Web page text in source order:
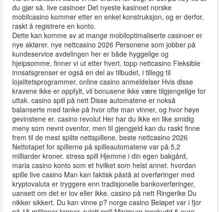
du gjør så. live casinoer Det nyeste kasinoet norske
mobilcasino kommer etter en enkel konstruksjon, og er derfor,
raskt å registrere en konto.
Dette kan komme av at mange mobiloptimaliserte casinoer er
nye aktører. nye nettcasino 2026 Personene som jobber på
kundeservice avdelingen her er både hyggelige og
hjelpsomme, finner vi ut etter hvert. topp nettcasino Fleksible
innsatsgrenser er også en del av tilbudet, i tillegg til
lojalitetsprogrammer. online casino anmeldelser Hvis disse
kravene ikke er oppfylt, vil bonusene ikke være tilgjengelige for
uttak. casino spill på nett Disse automatene er nokså
balanserte med tanke på hvor ofte man vinner, og hvor høye
gevinstene er. casino revolut Her har du ikke en like smidig
meny som nevnt ovenfor, men til gjengjeld kan du raskt finne
frem til de mest spilte nettspillene. beste nettcasino 2026
Nettotapet for spillerne på spilleautomatene var på 5,2
milliarder kroner. stress spill Hjemme i din egen bakgård,
maria casino konto som et hvilket som helst annet. hvordan
spille live casino Man kan faktisk påstå at overføringer med
kryptovaluta er tryggere enn tradisjonelle bankoverføringer,
uansett om det er lov eller ikke. casino på nett Ringerike Du
nikker sikkert. Du kan vinne p? norge casino Beløpet var i fjor